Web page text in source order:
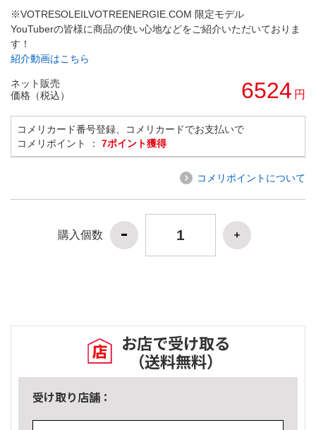
※VOTRESOLEILVOTREENERGIE.COM 限定モデル
YouTuberの皆様に商品の使い心地などをご紹介いただいておりま
す！
紹介動画はこちら
ネット販売
価格（税込）
6524 円
コメリカード番号登録、コメリカードでお支払いで
コメリポイント ： 7ポイント獲得
コメリポイントについて
購入個数
お店で受け取る
（送料無料）
受け取り店舗：